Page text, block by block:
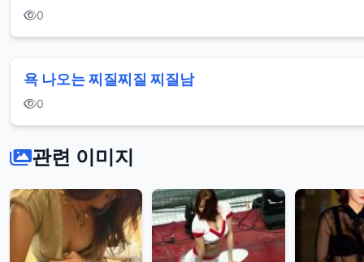
0
욕 나오는 찌질찌질 찌질남
0
관련 이미지